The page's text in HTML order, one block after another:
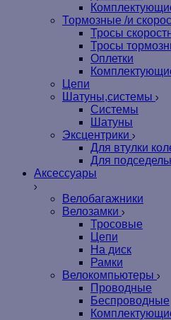
Тормозные /и
Тросы
Тросы
Оплетки
Цепи
Шатуны,системы
Системы
Шатуны
Эксцентрики
Для втулки
Для
Аксессуары
Велобагажники
Велозамки
Тросовые
Цепи
На диск
Рамки
Велокомпьютеры
Проводные
Беспроводные